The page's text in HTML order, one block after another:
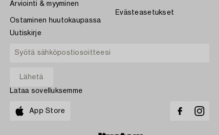
Arviointi & myyminen
Ostaminen huutokaupassa
Evästeasetukset
Uutiskirje
Lataa sovelluksemme
App Store